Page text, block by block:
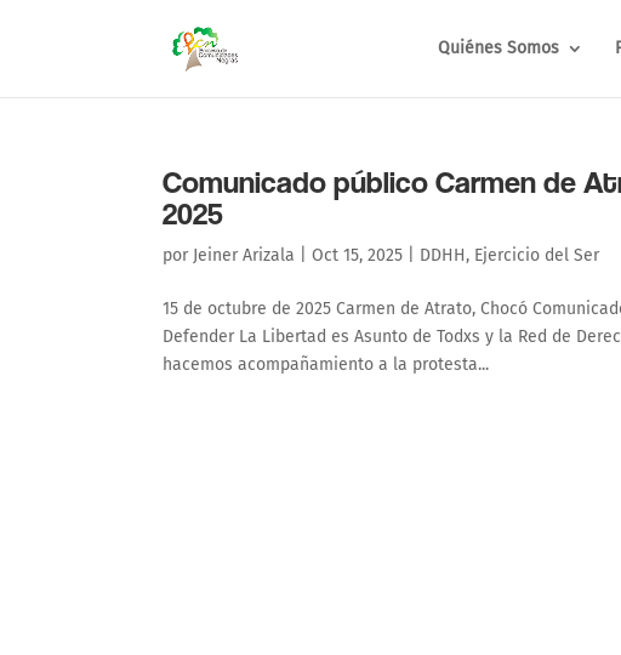
Quiénes Somos
Comunicado público Carmen de
2025
por Jeiner Arizala |Oct 15, 2025 DDHH, Ejercicio del Ser
15 de octubre de 2025 Carmen de Atrato, Chocó
Defender La Libertad es Asunto de Todxs y la Red de
hacemos acompañamiento a la protesta...